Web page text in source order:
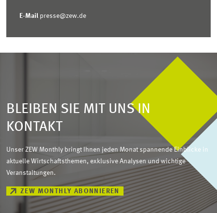
E-Mail presse@zew.de
BLEIBEN SIE MIT UNS IN
KONTAKT
Unser ZEW Monthly bringt Ihnen jeden Monat spannende Einblicke in
aktuelle Wirtschaftsthemen, exklusive Analysen und wichtige
Veranstaltungen.
ZEW MONTHLY ABONNIEREN